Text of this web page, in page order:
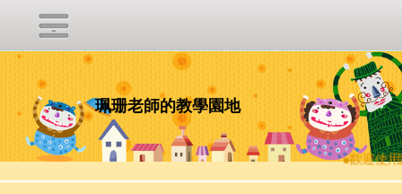
珮珊老師的教學園地
●歡迎使用